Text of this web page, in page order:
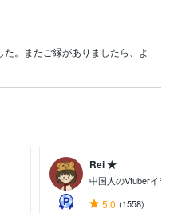
た。またご縁がありましたら、よ
Rei ★
中国人のVtuberイラ
5.0 (1558)